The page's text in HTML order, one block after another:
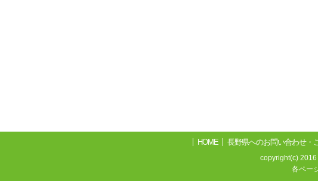
HOME 長野県へのお問い合わせ・
copyright(c)
各ペー